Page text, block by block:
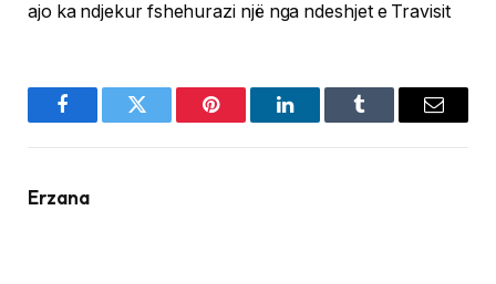
ajo ka ndjekur fshehurazi një nga ndeshjet e Travisit
FacebookTwitter Pinterest LinkedInTumblr Email
Erzana